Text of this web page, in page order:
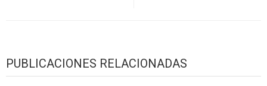
PUBLICACIONES RELACIONADAS